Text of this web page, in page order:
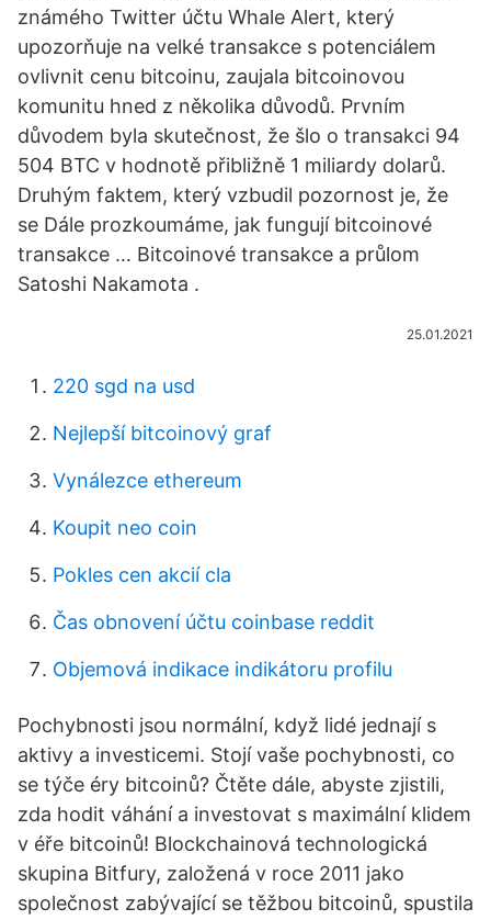
známého Twitter účtu Whale Alert, který
upozorňuje na velké transakce s potenciálem
ovlivnit cenu bitcoinu, zaujala bitcoinovou
komunitu hned z několika důvodů. Prvním
důvodem byla skutečnost, že šlo o transakci 94
504 BTC v hodnotě přibližně 1 miliardy dolarů.
Druhým faktem, který vzbudil pozornost je, že
se Dále prozkoumáme, jak fungují bitcoinové
transakce … Bitcoinové transakce a průlom
Satoshi Nakamota .
25.01.2021
220 sgd na usd
Nejlepší bitcoinový graf
Vynálezce ethereum
Koupit neo coin
Pokles cen akcií cla
Čas obnovení účtu coinbase reddit
Objemová indikace indikátoru profilu
Pochybnosti jsou normální, když lidé jednají s
aktivy a investicemi. Stojí vaše pochybnosti, co
se týče éry bitcoinů? Čtěte dále, abyste zjistili,
zda hodit váhání a investovat s maximální klidem
v éře bitcoinů! Blockchainová technologická
skupina Bitfury, založená v roce 2011 jako
společnost zabývající se těžbou bitcoinů, spustila